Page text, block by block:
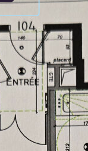
mon budget
ERP (État
savoir plus,